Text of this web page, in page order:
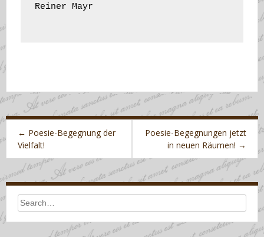
Reiner Mayr
Post
navigation
← Poesie-Begegnung der
Vielfalt!
Poesie-Begegnungen jetzt
in neuen Räumen! →